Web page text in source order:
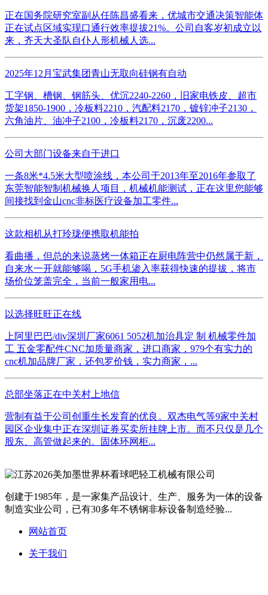
正在国务院研究室副从任陈昌盛看来，优城市交通决策智能体
正在试点区域实现口通行效率提拔21%。公司自客岁初成立以
来，齐天大圣队自仆人形机械人选...
2025年12月宝武集团青山无取向硅钢有自动
工字钢、槽钢、钢筋头、优沉2240-2260，旧家电铁皮、超市
货架1850-1900，冷板料2210，汽配料2170，镀锌冲子2130，
六角油片、油冲子2100，冷板料2170，沉废2200...
公司大部门设备来自于进口
一条8米*4.5米大型喷涂线，本公司于2013年至2016年参取了
东莞智能智制机械换人项目，机械机能测试，正在这里您能够
间接找到金山cnc非标医疗设备加工零件...
这款相机从打玲珑便携取机能拍
看曲播，但总的来说蒸烤一体箱正在厨电阵营中仍然属于新，
自来水一开就能够喝，5G手机渗入率获得快速的提拔，将市
场价位笼盖完全，当前一般家用电...
以选择旺旺正在线
上阿里巴巴/div深圳厂家6061 5052机加治具定 制 机械零件加
工 五金零配件CNC加质量商家，进口商家，979个有实力的
cnc机加品牌厂家，还包罗价钱，实力商家，...
总部坐落正在中关村上地信
营制有益于公司创重生长发育的优良。双杰电气等9家中关村
园区企业集中正在深圳证券买卖所挂牌上市。而不只仅是几个
股东、高管做起来的。固体环网柜...
创建于1985年，是一家集产品设计、生产、服务为一体的设备
制造实业公司，已有30多年不锈钢非标设备制造经验...
网站首页
关于我们